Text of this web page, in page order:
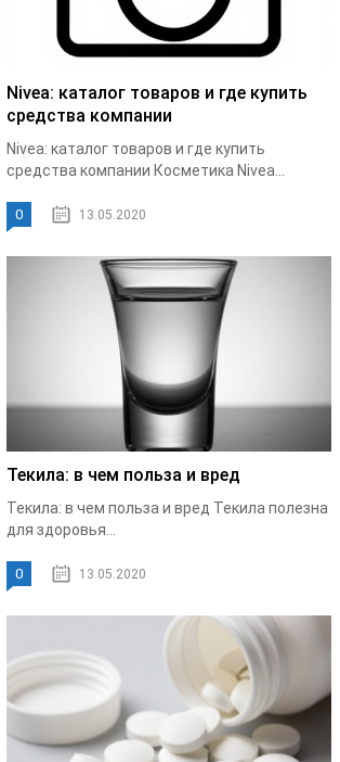
Nivea: каталог товаров и где купить
средства компании
Nivea: каталог товаров и где купить
средства компании Косметика Nivea...
0 13.05.2020
Текила: в чем польза и вред
Текила: в чем польза и вред Текила полезна
для здоровья...
0 13.05.2020